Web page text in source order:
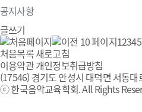
공지사항
글쓰기
12345
처음목록새로고침
이용약관개인정보취급방침
(17546) 경기도 안성시 대덕면 서동
ⓒ 한국음악교육학회. All Rights